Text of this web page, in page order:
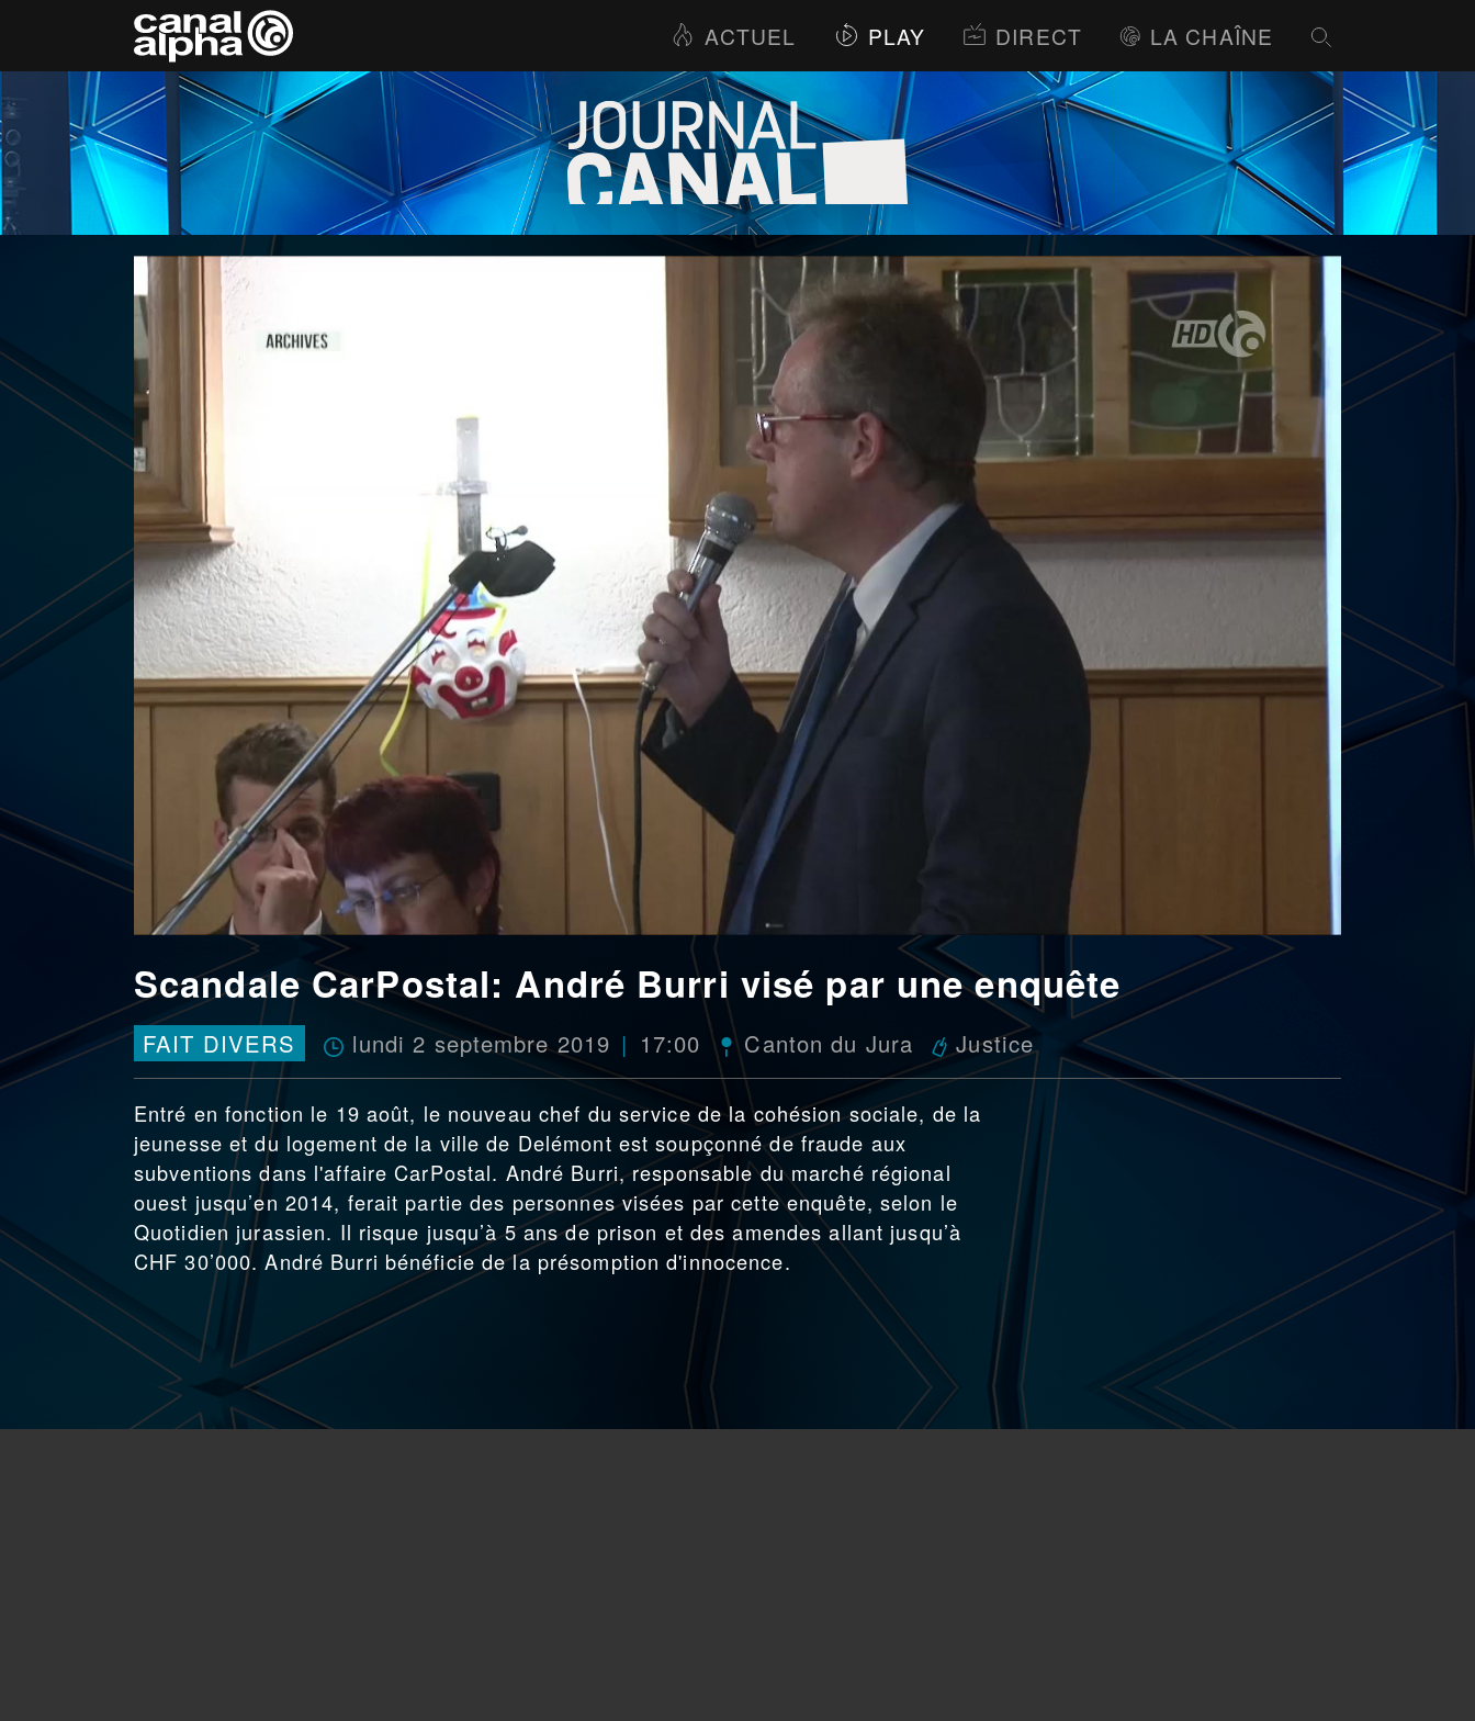
ACTUEL PLAY DIRECT LA CHAÎNE
Scandale CarPostal: André Burri visé par une enquête
FAIT DIVERS lundi 2 septembre 2019 17:00 Canton du Jura Justice
Entré en fonction le 19 août, le nouveau chef du service de la cohésion sociale, de la
jeunesse et du logement de la ville de Delémont est soupçonné de fraude aux
subventions dans l'affaire CarPostal. André Burri, responsable du marché régional
ouest jusqu’en 2014, ferait partie des personnes visées par cette enquête, selon le
Quotidien jurassien. Il risque jusqu’à 5 ans de prison et des amendes allant jusqu’à
CHF 30’000. André Burri bénéficie de la présomption d'innocence.